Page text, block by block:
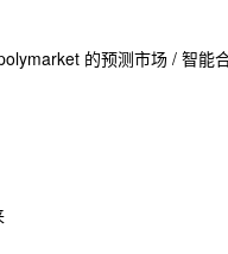
的预测市场 / 智能